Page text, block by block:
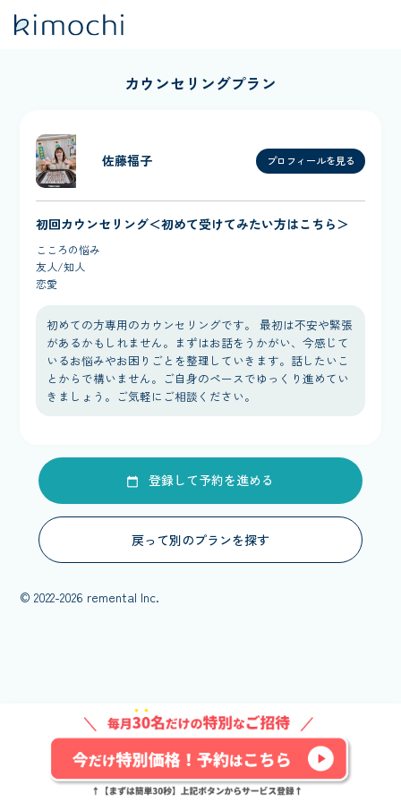
カウンセリングプラン
佐藤福子 プロフィールを見る
初回カウンセリング＜初めて受けてみたい方はこちら＞
こころの悩み
友人/知人
恋愛
初めての方専用のカウンセリングです。 最初は不安や緊張
があるかもしれません。まずはお話をうかがい、今感じて
いるお悩みやお困りごとを整理していきます。話したいこ
とからで構いません。ご自身のペースでゆっくり進めてい
きましょう。ご気軽にご相談ください。
登録して予約を進める
戻って別のプランを探す
© 2022-2026 remental Inc.